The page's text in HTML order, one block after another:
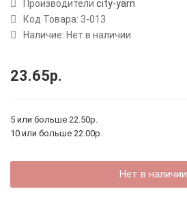
Производители city-yarn
Код Товара: 3-013
Наличие: Нет в наличии
23.65р.
5 или больше 22.50р.
10 или больше 22.00р.
Нет в наличии